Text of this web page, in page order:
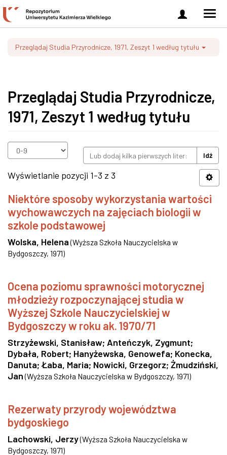
Zaloguj
się
Przeglądaj Studia Przyrodnicze, 1971, Zeszyt 1 według tytułu
Przeglądaj Studia Przyrodnicze,
1971, Zeszyt 1 według tytułu
Idź
Wyświetlanie pozycji 1-3 z 3
Niektóre sposoby wykorzystania wartości
wychowawczych na zajęciach biologii w
szkole podstawowej
Wolska, Helena (Wyższa Szkoła Nauczycielska w
Bydgoszczy, 1971)
Ocena poziomu sprawności motorycznej
młodzieży rozpoczynającej studia w
Wyższej Szkole Nauczycielskiej w
Bydgoszczy w roku ak. 1970/71
Strzyżewski, Stanisław; Anteńczyk, Zygmunt;
Dybała, Robert; Hanyżewska, Genowefa; Konecka,
Danuta;Łaba, Maria; Nowicki, Grzegorz; Żmudziński,
Jan (Wyższa Szkoła Nauczycielska w Bydgoszczy, 1971)
Rezerwaty przyrody województwa
bydgoskiego
Lachowski, Jerzy(Wyższa Szkoła Nauczycielska w
Bydgoszczy, 1971)